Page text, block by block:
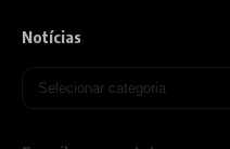
Notícias